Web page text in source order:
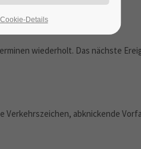
wiederholt. Das nächste
abknickende
Cookie-Details